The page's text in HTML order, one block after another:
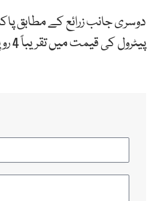
دوسری جانب زرائع کے مطابق
پیٹرول کی قیمت میں تقریباً 4 روپے 75 پیسے فی لیٹر اضافے کا امکان ہے۔